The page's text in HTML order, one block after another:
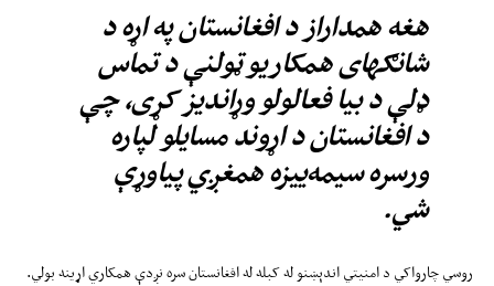
هغه همداراز د افغانستان په اړه د
شانګهای همکاریو ټولنې د تماس
ډلې د بیا فعالولو وړاندیز کړی، چې
د افغانستان د اړوند مسایلو لپاره
ورسره سیمه‌ییزه همغږي پیاوړې
شي.
روسي چارواکي د امنیتي اندېښنو له کبله له افغانستان سره نږدې همکاري اړینه بولي.